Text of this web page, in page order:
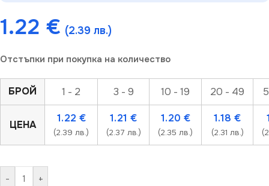
1.22 € (2.39 лв.)
Отстъпки при покупка на количество
БРОЙ 1 - 2 3 - 9 10 - 19 20 - 49
ЦЕНА
1.22 €
(2.39 лв.)
1.21 €
(2.37 лв.)
1.20 €
(2.35 лв.)
1.18 €
(2.31 лв.)
- +